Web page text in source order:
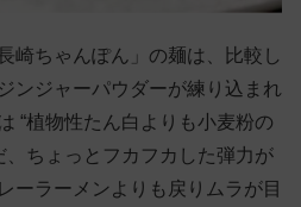
崎ちゃんぽん」の麺は、比較し
ンジャーパウダーが練り込まれ
“植物性たん白よりも小麦粉の
、ちょっとフカフカした弾力が
ーラーメンよりも戻りムラが目